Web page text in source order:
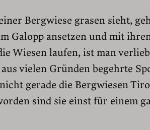
Bergwiese grasen sieht,
Galopp ansetzen und mit
Wiesen laufen, ist man
vielen Gründen begehrte
gerade die Bergwiesen
sind sie einst für einem